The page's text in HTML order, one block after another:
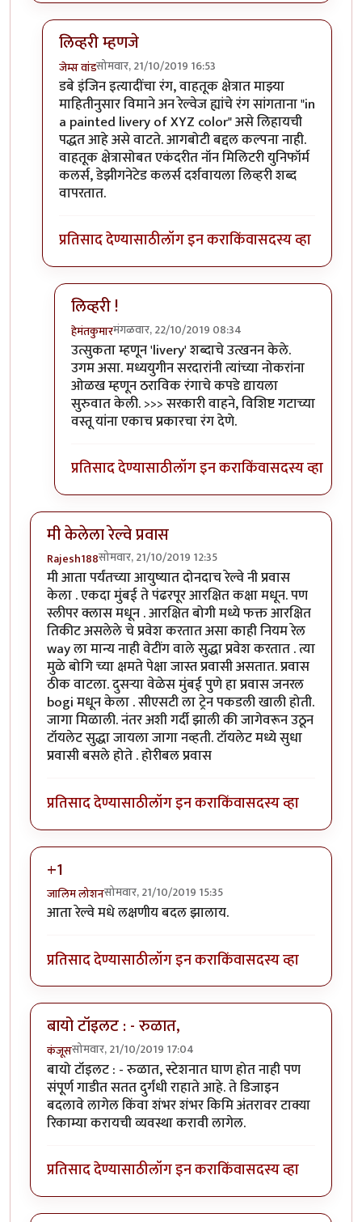
लिव्हरी म्हणजे
जेम्स वांडसोमवार, 21/10/2019 16:53
In reply toछान !byहेमंतकुमार
डबे इंजिन इत्यादींचा रंग, वाहतूक क्षेत्रात माझ्या
माहितीनुसार विमाने अन रेल्वेज ह्यांचे रंग सांगताना "in
a painted livery of XYZ color" असे लिहायची
पद्धत आहे असे वाटते. आगबोटी बद्दल कल्पना नाही.
वाहतूक क्षेत्रासोबत एकंदरीत नॉन मिलिटरी युनिफॉर्म
कलर्स, डेझीगनेटेड कलर्स दर्शवायला लिव्हरी शब्द
वापरतात.
प्रतिसाद देण्यासाठीलॉग इन कराकिंवासदस्य व्हा
लिव्हरी !
हेमंतकुमारमंगळवार, 22/10/2019 08:34
In reply toलिव्हरी म्हणजेbyजेम्स वांड
उत्सुकता म्हणून 'livery' शब्दाचे उत्खनन केले.
उगम असा. मध्ययुगीन सरदारांनी त्यांच्या नोकरांना
ओळख म्हणून ठराविक रंगाचे कपडे द्यायला
सुरुवात केली. >>> सरकारी वाहने, विशिष्ट गटाच्या
वस्तू यांना एकाच प्रकारचा रंग देणे.
प्रतिसाद देण्यासाठीलॉग इन कराकिंवासदस्य व्हा
मी केलेला रेल्वे प्रवास
Rajesh188सोमवार, 21/10/2019 12:35
मी आता पर्यंतच्या आयुष्यात दोनदाच रेल्वे नी प्रवास
केला . एकदा मुंबई ते पंढरपूर आरक्षित कक्षा मधून. पण
स्लीपर क्लास मधून . आरक्षित बोगी मध्ये फक्त आरक्षित
तिकीट असलेले चे प्रवेश करतात असा काही नियम रेल
way ला मान्य नाही वेटींग वाले सुद्धा प्रवेश करतात . त्या
मुळे बोगि च्या क्षमते पेक्षा जास्त प्रवासी असतात. प्रवास
ठीक वाटला. दुसऱ्या वेळेस मुंबई पुणे हा प्रवास जनरल
bogi मधून केला . सीएसटी ला ट्रेन पकडली खाली होती.
जागा मिळाली. नंतर अशी गर्दी झाली की जागेवरून उठून
टॉयलेट सुद्धा जायला जागा नव्हती. टॉयलेट मध्ये सुधा
प्रवासी बसले होते . होरीबल प्रवास
प्रतिसाद देण्यासाठीलॉग इन कराकिंवासदस्य व्हा
+1
जालिम लोशनसोमवार, 21/10/2019 15:35
आता रेल्वे मधे लक्षणीय बदल झालाय.
प्रतिसाद देण्यासाठीलॉग इन कराकिंवासदस्य व्हा
बायो टॉइलट : - रुळात,
कंजूससोमवार, 21/10/2019 17:04
बायो टॉइलट : - रुळात, स्टेशनात घाण होत नाही पण
संपूर्ण गाडीत सतत दुर्गंधी राहाते आहे. ते डिजाइन
बदलावे लागेल किंवा शंभर शंभर किमि अंतरावर टाक्या
रिकाम्या करायची व्यवस्था करावी लागेल.
प्रतिसाद देण्यासाठीलॉग इन कराकिंवासदस्य व्हा